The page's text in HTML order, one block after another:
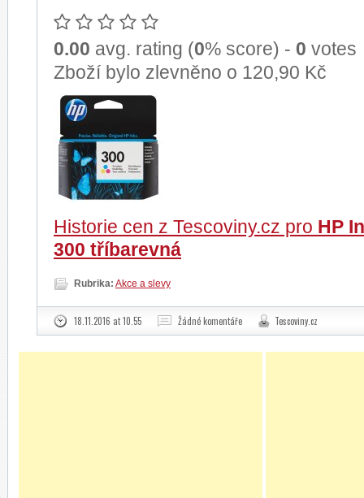
0.00 avg. rating (0% score) - 0 votes
Zboží bylo zlevněno o 120,90 Kč
Historie cen z Tescoviny.cz pro HP
300 tříbarevná
Rubrika: Akce a slevy
18.11.2016 at 10.55 Žádné komentáře Tescoviny.cz